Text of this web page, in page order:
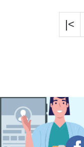
|<